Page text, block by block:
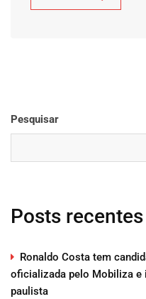
Pesquisar
Posts recentes
Ronaldo Costa tem
oficializada pelo Mobiliza e
paulista